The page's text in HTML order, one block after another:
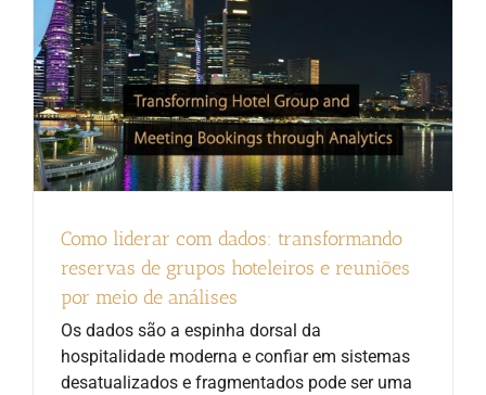
Como liderar com dados: transformando
reservas de grupos hoteleiros e reuniões
por meio de análises
Os dados são a espinha dorsal da
hospitalidade moderna e confiar em sistemas
desatualizados e fragmentados pode ser uma